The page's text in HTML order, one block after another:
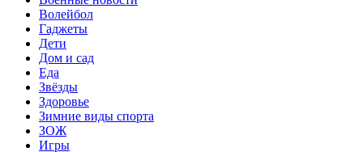
Волейбол
Гаджеты
Дети
Дом и сад
Еда
Звёзды
Здоровье
Зимние виды спорта
ЗОЖ
Игры